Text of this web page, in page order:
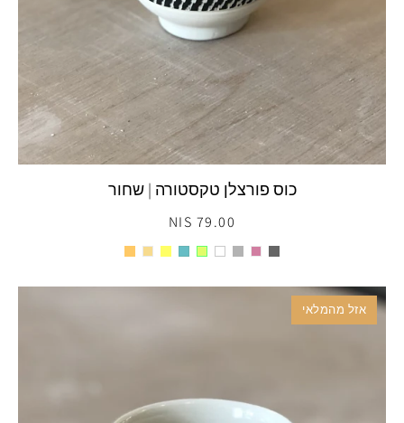
79.00 NIS
כוס פורצלן טקסטורה | שחור
אזל מהמלאי